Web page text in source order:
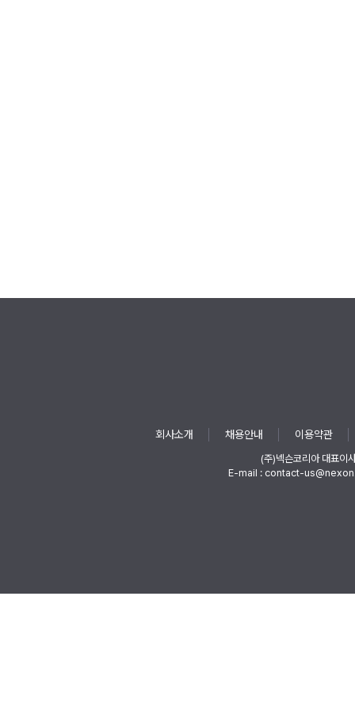
회사소개 채용안내 이용약관
(주)넥슨코리아 대표이
E-mail : contact-